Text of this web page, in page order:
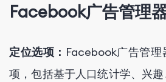
Facebook广告管理
定位选项： Facebook广告管
项，包括基于人口统计学、兴